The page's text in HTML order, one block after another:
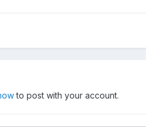
to post with your account.